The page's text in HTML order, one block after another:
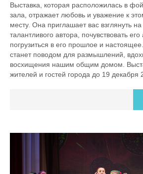
Выставка, которая расположилась в
зала, отражает любовь и уважение к
месту. Она приглашает вас взглянуть
талантливого автора, почувствовать
погрузиться в его прошлое и
станет поводом для размышлений,
восхищения нашим общим домом.
жителей и гостей города до 19 декабря